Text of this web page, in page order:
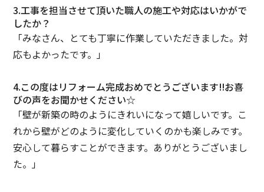
3.工事を担当させて頂いた職人の施工や対応はいかがで
したか？
「みなさん、とても丁寧に作業していただきました。対
応もよかったです。」
4.この度はリフォーム完成おめでとうございます‼お喜
びの声をお聞かせください☆
「壁が新築の時のようにきれいになって嬉しいです。こ
れから壁がどのように変化していくのかも楽しみです。
安心して暮らすことができます。ありがとうございまし
た。」